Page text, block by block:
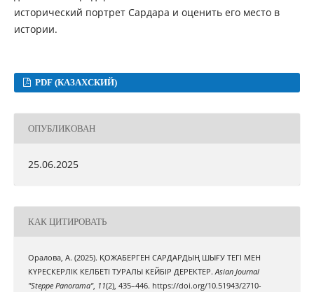
исторический портрет Сардара и оценить его место в
истории.
PDF (КАЗАХСКИЙ)
ОПУБЛИКОВАН
25.06.2025
КАК ЦИТИРОВАТЬ
Оралова, А. (2025). ҚОЖАБЕРГЕН САРДАРДЫҢ ШЫҒУ ТЕГІ МЕН
КҮРЕСКЕРЛІК КЕЛБЕТІ ТУРАЛЫ КЕЙБІР ДЕРЕКТЕР.Asian Journal
"Steppe Panorama", 11(2), 435–446. https://doi.org/10.51943/2710-